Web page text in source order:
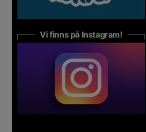
Vi finns på Instagram!